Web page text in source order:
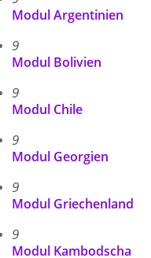
Modul Argentinien
9
Modul Bolivien
9
Modul Chile
9
Modul Georgien
9
Modul Griechenland
9
Modul Kambodscha